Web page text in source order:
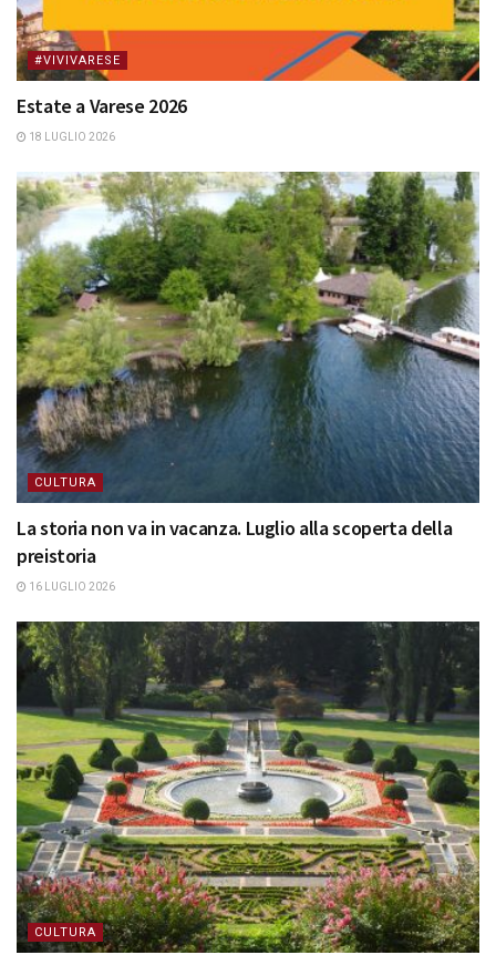
#VIVIVARESE
Estate a Varese 2026
18 LUGLIO 2026
CULTURA
La storia non va in vacanza. Luglio alla scoperta della
preistoria
16 LUGLIO 2026
CULTURA